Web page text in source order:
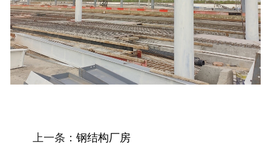
上一条： 钢结构厂房